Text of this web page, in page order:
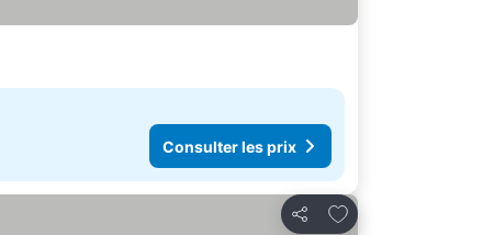
Consulter les prix
Partager
Ajouter à mes favoris